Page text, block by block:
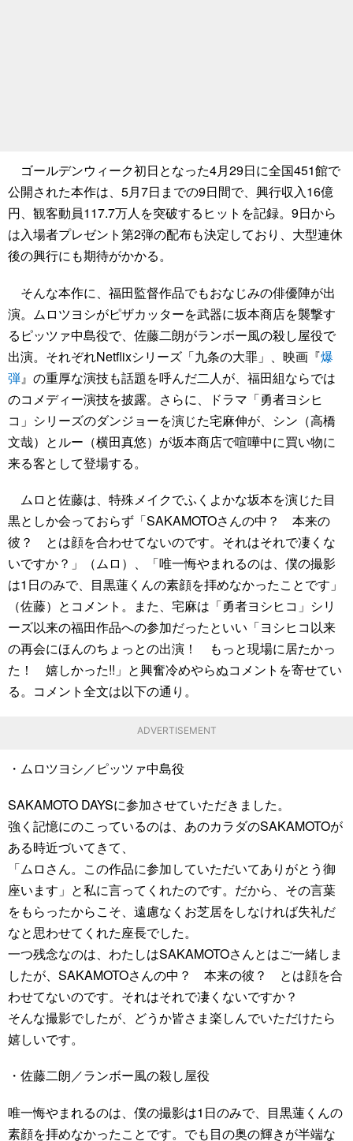
ゴールデンウィーク初日となった4月29日に全国451館で
公開された本作は、5月7日までの9日間で、興行収入16億
円、観客動員117.7万人を突破するヒットを記録。9日から
は入場者プレゼント第2弾の配布も決定しており、大型連休
後の興行にも期待がかかる。
そんな本作に、福田監督作品でもおなじみの俳優陣が出
演。ムロツヨシがピザカッターを武器に坂本商店を襲撃す
るピッツァ中島役で、佐藤二朗がランボー風の殺し屋役で
出演。それぞれNetflixシリーズ「九条の大罪」、映画『爆
弾』の重厚な演技も話題を呼んだ二人が、福田組ならでは
のコメディー演技を披露。さらに、ドラマ「勇者ヨシヒ
コ」シリーズのダンジョーを演じた宅麻伸が、シン（高橋
文哉）とルー（横田真悠）が坂本商店で喧嘩中に買い物に
来る客として登場する。
ムロと佐藤は、特殊メイクでふくよかな坂本を演じた目
黒としか会っておらず「SAKAMOTOさんの中？ 本来の
彼？ とは顔を合わせてないのです。それはそれで凄くな
いですか？」（ムロ）、「唯一悔やまれるのは、僕の撮影
は1日のみで、目黒蓮くんの素顔を拝めなかったことです」
（佐藤）とコメント。また、宅麻は「勇者ヨシヒコ」シリ
ーズ以来の福田作品への参加だったといい「ヨシヒコ以来
の再会にほんのちょっとの出演！ もっと現場に居たかっ
た！ 嬉しかった!!」と興奮冷めやらぬコメントを寄せてい
る。コメント全文は以下の通り。
ADVERTISEMENT
・ムロツヨシ／ピッツァ中島役
SAKAMOTO DAYSに参加させていただきました。
強く記憶にのこっているのは、あのカラダのSAKAMOTOが
ある時近づいてきて、
「ムロさん。この作品に参加していただいてありがとう御
座います」と私に言ってくれたのです。だから、その言葉
をもらったからこそ、遠慮なくお芝居をしなければ失礼だ
なと思わせてくれた座長でした。
一つ残念なのは、わたしはSAKAMOTOさんとはご一緒しま
したが、SAKAMOTOさんの中？ 本来の彼？ とは顔を合
わせてないのです。それはそれで凄くないですか？
そんな撮影でしたが、どうか皆さま楽しんでいただけたら
嬉しいです。
・佐藤二朗／ランボー風の殺し屋役
唯一悔やまれるのは、僕の撮影は1日のみで、目黒蓮くんの
素顔を拝めなかったことです。でも目の奥の輝きが半端な